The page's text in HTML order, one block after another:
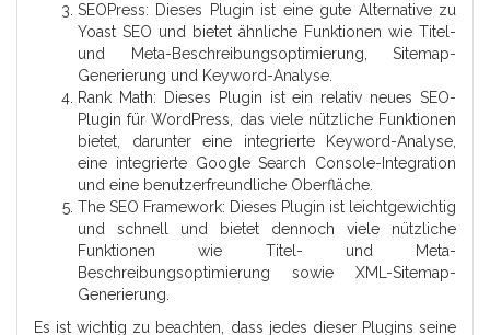
SEOPress: Dieses Plugin ist eine gute Alternative zu
Yoast SEO und bietet ähnliche Funktionen wie Titel-
und Meta-Beschreibungsoptimierung, Sitemap-
Generierung und Keyword-Analyse.
Rank Math: Dieses Plugin ist ein relativ neues SEO-
Plugin für WordPress, das viele nützliche Funktionen
bietet, darunter eine integrierte Keyword-Analyse,
eine integrierte Google Search Console-Integration
und eine benutzerfreundliche Oberfläche.
The SEO Framework: Dieses Plugin ist leichtgewichtig
und schnell und bietet dennoch viele nützliche
Funktionen wie Titel- und Meta-
Beschreibungsoptimierung sowie XML-Sitemap-
Generierung.
Es ist wichtig zu beachten, dass jedes dieser Plugins seine